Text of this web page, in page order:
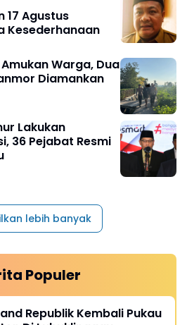
17 Agustus
Kesederhanaan
Warga, Dua
Diamankan
Lakukan
36 Pejabat Resmi
lebih banyak
Populer
Republik Kembali Pukau